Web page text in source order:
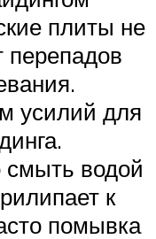
плиты не
усилий для
смыть водой
к
помывка